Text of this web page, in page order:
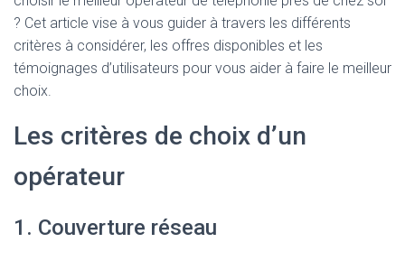
? Cet article vise à vous guider à travers les différents
critères à considérer, les offres disponibles et les
témoignages d’utilisateurs pour vous aider à faire le meilleur
choix.
Les critères de choix d’un
opérateur
1. Couverture réseau